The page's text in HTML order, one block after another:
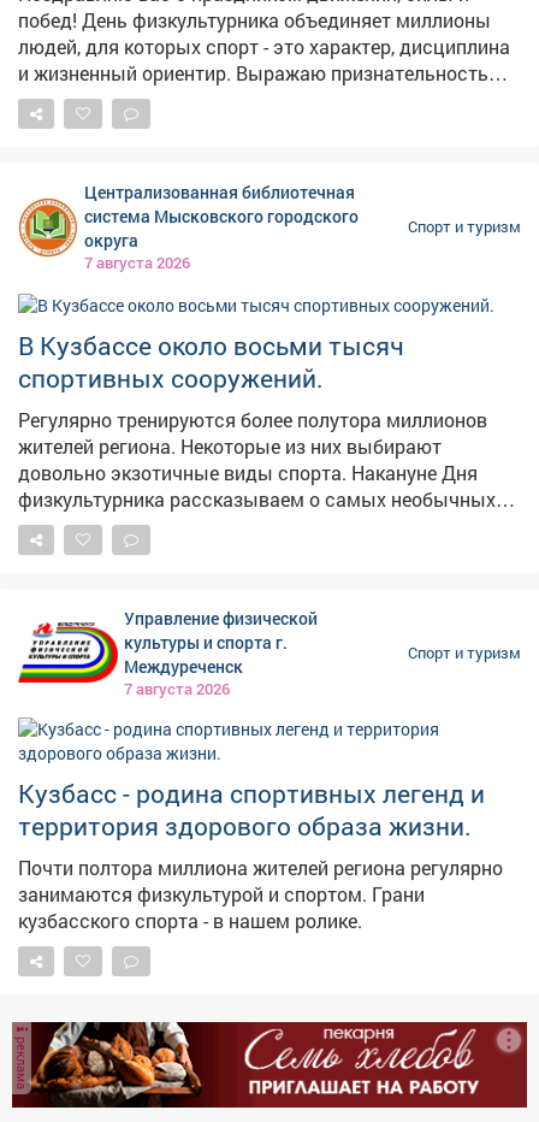
побед! День физкультурника объединяет миллионы
людей, для которых спорт - это характер, дисциплина
и жизненный ориентир. Выражаю признательность
нашим тренерам, педагогам и наставникам. Вы
взращиваете лидерские качества, закаляете волю и
делу молодёжь выбирает здоровый образ жизни и
стремится к новым высотам. Желаю вам бодрости,
крепкого здоровья и неиссякаемой энергии. Пусть
рекорды даются легко, каждая тренировка приносит
повседневных делах всегда будут на вашей стороне!
Централизованная библиотечная
система Мысковского городского
округа
7 августа 2026
Спорт и туризм
В Кузбассе около восьми тысяч
спортивных сооружений.
Регулярно тренируются более полутора миллионов
жителей региона. Некоторые из них выбирают
довольно экзотичные виды спорта. Накануне Дня
физкультурника рассказываем о самых необычных
доступных вариантах активного образа жизни.
Управление физической
культуры и спорта г.
Междуреченск
7 августа 2026
Спорт и туризм
Кузбасс - родина спортивных легенд и
территория здорового образа жизни.
Почти полтора миллиона жителей региона регулярно
занимаются физкультурой и спортом. Грани
кузбасского спорта - в нашем ролике.
реклама